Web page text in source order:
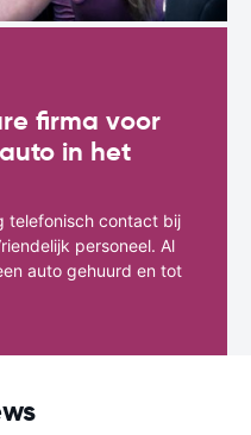
firma voor
in het
telefonisch contact bij
personeel. Al
auto gehuurd en tot